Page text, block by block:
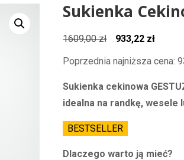
Sukienka
1609,00zł
Pierwotna
cena
1609,00 zł.
933,22 zł
933,22
Poprzednia najniższa cena:
Sukienka cekinowa
idealna na randkę, wesele
BESTSELLER
Dlaczego warto ją mieć?